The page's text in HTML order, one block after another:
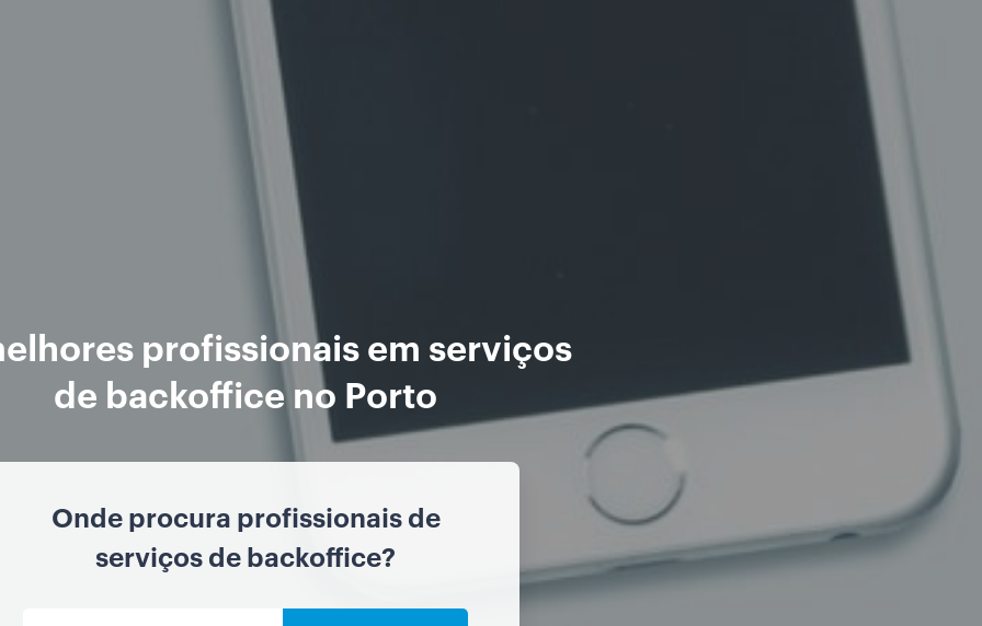
profissionais em serviços
de backoffice no Porto
Onde procura profissionais de
serviços de backoffice?